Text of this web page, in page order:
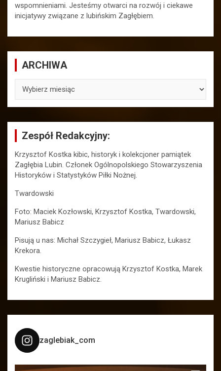
wspomnieniami. Jesteśmy otwarci na rozwój i ciekawe
inicjatywy związane z lubińskim Zagłębiem.
ARCHIWA
Zespół Redakcyjny:
Krzysztof Kostka kibic, historyk i kolekcjoner pamiątek
Zagłębia Lubin. Członek Ogólnopolskiego Stowarzyszenia
Historyków i Statystyków Piłki Nożnej.
Twardowski
Foto: Maciek Kozłowski, Krzysztof Kostka, Twardowski,
Mariusz Babicz
Pisują u nas: Michał Szczygieł, Mariusz Babicz, Łukasz
Krekora.
Kwestie historyczne opracowują Krzysztof Kostka, Marek
Krugliński i Mariusz Babicz.
zaglebiak_com